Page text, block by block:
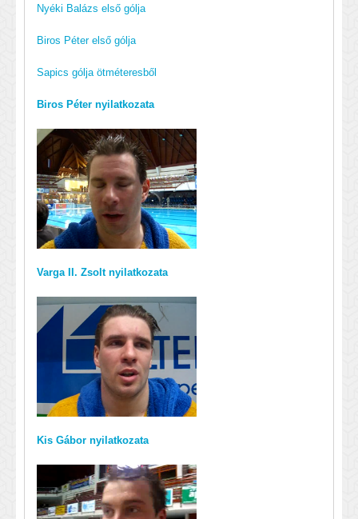
Nyéki Balázs első gólja
Biros Péter első gólja
Sapics gólja ötméteresből
Biros Péter nyilatkozata
Varga II. Zsolt nyilatkozata
Kis Gábor nyilatkozata